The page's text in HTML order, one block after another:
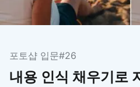
포토샵 입문#26
내용 인식 채우기로